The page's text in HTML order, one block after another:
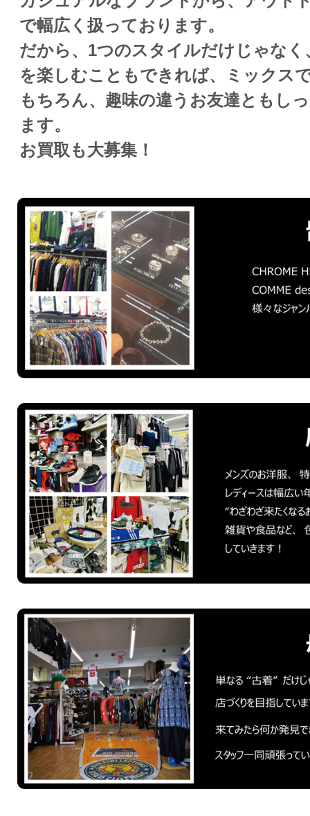
で幅広く扱っております。
だから、1つのスタイルだけじゃな
を楽しむこともできれば、ミックス
もちろん、趣味の違うお友達ともし
ます。
お買取も大募集！